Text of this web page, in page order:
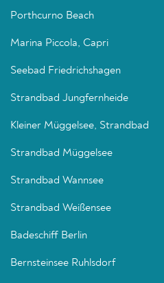
Porthcurno Beach
Marina Piccola, Capri
Seebad Friedrichshagen
Strandbad Jungfernheide
Kleiner Müggelsee, Strandbad
Strandbad Müggelsee
Strandbad Wannsee
Strandbad Weißensee
Badeschiff Berlin
Bernsteinsee Ruhlsdorf